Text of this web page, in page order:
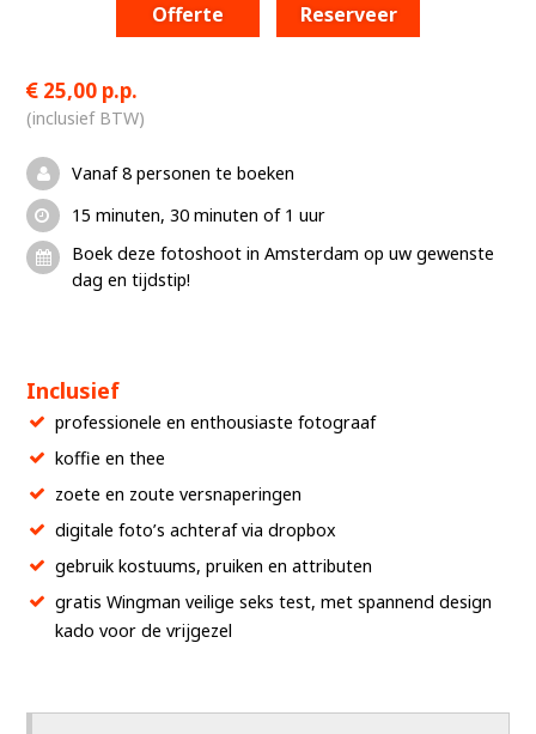
Offerte Reserveer
25,00 p.p.
(inclusief BTW)
Vanaf 8 personen te boeken
15 minuten, 30 minuten of 1 uur
Boek deze fotoshoot in Amsterdam op uw gewenste
dag en tijdstip!
Inclusief
professionele en enthousiaste fotograaf
koffie en thee
zoete en zoute versnaperingen
digitale foto’s achteraf via dropbox
gebruik kostuums, pruiken en attributen
gratis Wingman veilige seks test, met spannend design
kado voor de vrijgezel